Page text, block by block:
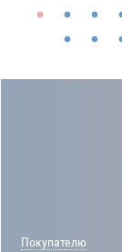
Покупателю